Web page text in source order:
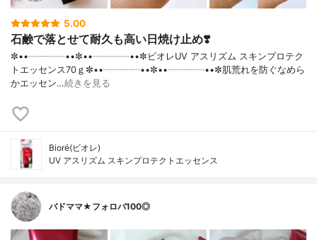
5.00
石鹸で落とせて耐久も高い日焼け止め❣️
✼••┈┈┈┈••✼••┈┈┈┈••✼ビオレUV アスリズム スキンプロテク
トエッセンス70ｇ✼••┈┈┈┈••✼••┈┈┈┈••✼肌荒れを防ぐなめら
かエッセン…続きを見る
Bioré(ビオレ)
UV アスリズム スキンプロテクトエッセンス
バドママ★フォロバ100◎